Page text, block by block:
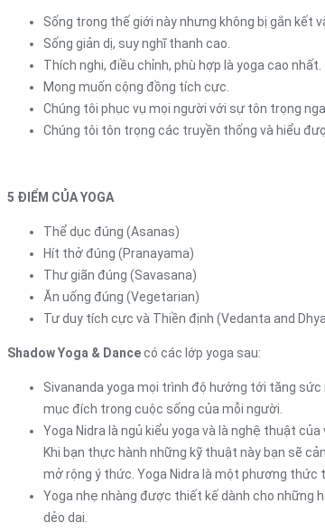
Sống trong thế giới này nhưng không bị gắn kết
Sống giản dị, suy nghĩ thanh cao.
Thích nghi, điều chỉnh, phù hợp là yoga cao nhất.
Mong muốn cộng đồng tích cực.
Chúng tôi phục vụ mọi người với sự tôn trọng
Chúng tôi tôn trọng các truyền thống và hiểu
5 ĐIỂM CỦA YOGA
Thể dục đúng (Asanas)
Hít thở đúng (Pranayama)
Thư giãn đúng (Savasana)
Ăn uống đúng (Vegetarian)
Tư duy tích cực và Thiền định (Vedanta and
Shadow Yoga & Dancecó các lớp yoga sau:
Sivananda yoga mọi trình độ hướng tới tăng
mục đích trong cuộc sống của mỗi người.
Yoga Nidra là ngủ kiểu yoga và là nghệ thuật
Khi bạn thực hành những kỹ thuật này bạn sẽ
mở rộng ý thức. Yoga Nidra là một phương
Yoga nhẹ nhàng được thiết kế dành cho những
dẻo dai.